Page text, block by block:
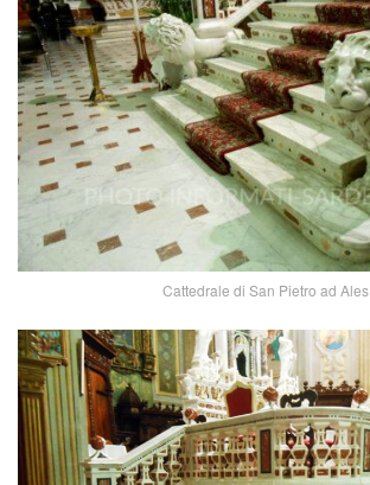
Cattedrale di San Pietro ad Ales